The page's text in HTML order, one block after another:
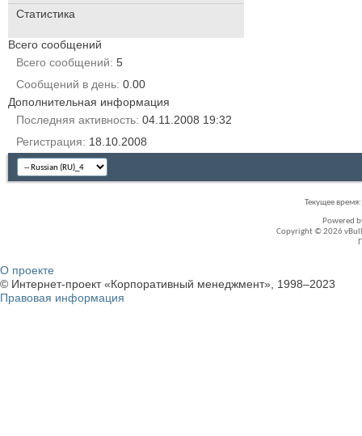
Статистика
Всего сообщений
Всего сообщений 5
Сообщений в день 0.00
Дополнительная информация
Последняя активность 04.11.2008 19:32
Регистрация
18.10.2008
Текущее время:
Powered
Copyright © 2026
О проекте
© Интернет-проект «Корпоративный менеджмент», 1998–2023
Правовая информация